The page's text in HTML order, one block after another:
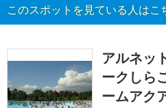
このスポットを見ている人はこ
アルネッ
ークしら
ームアク